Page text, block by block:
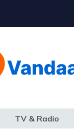
TV & Radio